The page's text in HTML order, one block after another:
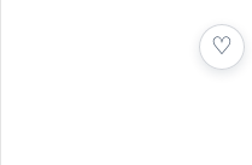
obchod@golfshop4you.cz
♡